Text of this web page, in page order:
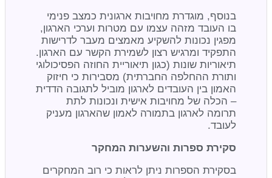
בנוסף, מוגדרת מחויבות ארגונית כמצב פנימי
בו העובד מזהה עצמו עם מטרות וערכי הארגון,
מפגין נכונות להשקיע מאמצים מעבר לדרישות
התפקיד ומרגיש רצון לשמירת הקשר עם הארגון.
תיאוריות שונות (כגון תיאוריית החוזה הפסיכולוגי
ותורת ההחלפה החברתית) מסבירות כי חיזוק
האמון בין העובדים לארגון מוביל לתגובה הדדית
– הכלה של מחויבות אישית ונכונות לתת
תרומה לארגון בתמורה לאמון שהארגון מעניק
לעובד.
סקירת ספרות והשערות המחקר
בסקירת הספרות ניתן לראות כי רוב המחקרים